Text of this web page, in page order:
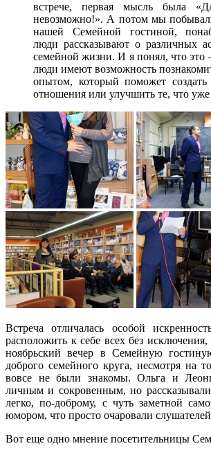
встрече, первая мысль была
невозможно!». А потом мы
нашей Семейной гостиной,
люди рассказывают о различных
семейной жизни. И я понял, что это
люди имеют возможность
опытом, который поможет создать
отношения или улучшить те, что уже
Встреча отличалась особой
расположить к себе всех без исключения,
ноябрьский вечер в Семейную
доброго семейного круга, несмотря на
вовсе не были знакомы. Ольга и
личным и сокровенным, но
легко, по-доброму, с чуть заметной
юмором, что просто очаровали
Вот еще одно мнение посетительницы